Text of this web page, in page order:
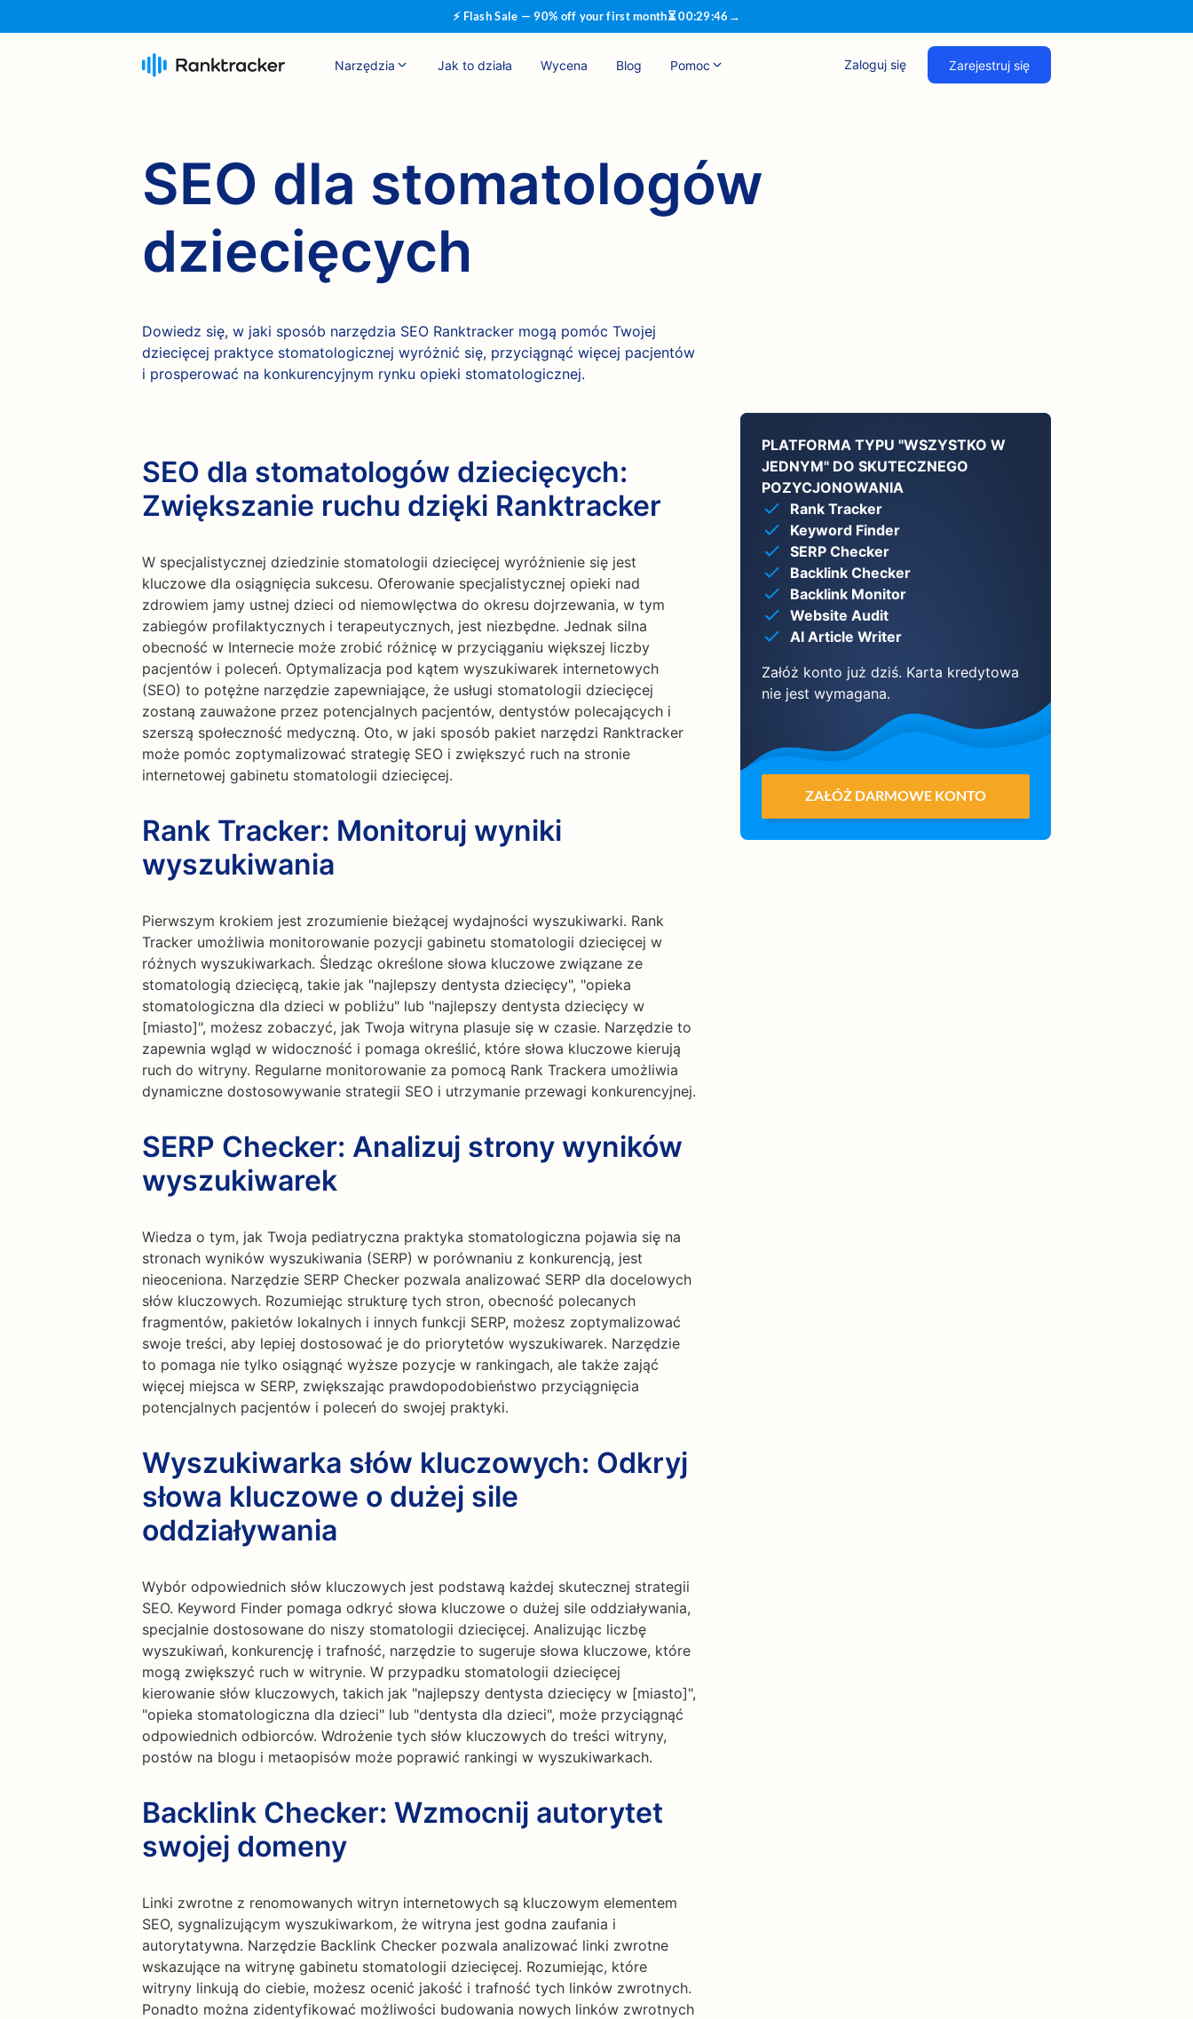
⚡ Flash Sale — 90% off your first month⏳00:29:45 →
Narzędzia Jak to działa Wycena Blog Pomoc Zaloguj się Zarejestruj się
SEO dla stomatologów
dziecięcych
Dowiedz się, w jaki sposób narzędzia SEO Ranktracker mogą pomóc Twojej
dziecięcej praktyce stomatologicznej wyróżnić się, przyciągnąć więcej pacjentów
i prosperować na konkurencyjnym rynku opieki stomatologicznej.
SEO dla stomatologów dziecięcych:
Zwiększanie ruchu dzięki Ranktracker
W specjalistycznej dziedzinie stomatologii dziecięcej wyróżnienie się jest
kluczowe dla osiągnięcia sukcesu. Oferowanie specjalistycznej opieki nad
zdrowiem jamy ustnej dzieci od niemowlęctwa do okresu dojrzewania, w tym
zabiegów profilaktycznych i terapeutycznych, jest niezbędne. Jednak silna
obecność w Internecie może zrobić różnicę w przyciąganiu większej liczby
pacjentów i poleceń. Optymalizacja pod kątem wyszukiwarek internetowych
(SEO) to potężne narzędzie zapewniające, że usługi stomatologii dziecięcej
zostaną zauważone przez potencjalnych pacjentów, dentystów polecających i
szerszą społeczność medyczną. Oto, w jaki sposób pakiet narzędzi Ranktracker
może pomóc zoptymalizować strategię SEO i zwiększyć ruch na stronie
internetowej gabinetu stomatologii dziecięcej.
Rank Tracker: Monitoruj wyniki
wyszukiwania
Pierwszym krokiem jest zrozumienie bieżącej wydajności wyszukiwarki. Rank
Tracker umożliwia monitorowanie pozycji gabinetu stomatologii dziecięcej w
różnych wyszukiwarkach. Śledząc określone słowa kluczowe związane ze
stomatologią dziecięcą, takie jak "najlepszy dentysta dziecięcy", "opieka
stomatologiczna dla dzieci w pobliżu" lub "najlepszy dentysta dziecięcy w
[miasto]", możesz zobaczyć, jak Twoja witryna plasuje się w czasie. Narzędzie to
zapewnia wgląd w widoczność i pomaga określić, które słowa kluczowe kierują
ruch do witryny. Regularne monitorowanie za pomocą Rank Trackera umożliwia
dynamiczne dostosowywanie strategii SEO i utrzymanie przewagi konkurencyjnej.
SERP Checker: Analizuj strony wyników
wyszukiwarek
Wiedza o tym, jak Twoja pediatryczna praktyka stomatologiczna pojawia się na
stronach wyników wyszukiwania (SERP) w porównaniu z konkurencją, jest
nieoceniona. Narzędzie SERP Checker pozwala analizować SERP dla docelowych
słów kluczowych. Rozumiejąc strukturę tych stron, obecność polecanych
fragmentów, pakietów lokalnych i innych funkcji SERP, możesz zoptymalizować
swoje treści, aby lepiej dostosować je do priorytetów wyszukiwarek. Narzędzie
to pomaga nie tylko osiągnąć wyższe pozycje w rankingach, ale także zająć
więcej miejsca w SERP, zwiększając prawdopodobieństwo przyciągnięcia
potencjalnych pacjentów i poleceń do swojej praktyki.
Wyszukiwarka słów kluczowych: Odkryj
słowa kluczowe o dużej sile
oddziaływania
Wybór odpowiednich słów kluczowych jest podstawą każdej skutecznej strategii
SEO. Keyword Finder pomaga odkryć słowa kluczowe o dużej sile oddziaływania,
specjalnie dostosowane do niszy stomatologii dziecięcej. Analizując liczbę
wyszukiwań, konkurencję i trafność, narzędzie to sugeruje słowa kluczowe, które
mogą zwiększyć ruch w witrynie. W przypadku stomatologii dziecięcej
kierowanie słów kluczowych, takich jak "najlepszy dentysta dziecięcy w [miasto]",
"opieka stomatologiczna dla dzieci" lub "dentysta dla dzieci", może przyciągnąć
odpowiednich odbiorców. Wdrożenie tych słów kluczowych do treści witryny,
postów na blogu i metaopisów może poprawić rankingi w wyszukiwarkach.
Backlink Checker: Wzmocnij autorytet
swojej domeny
Linki zwrotne z renomowanych witryn internetowych są kluczowym elementem
SEO, sygnalizującym wyszukiwarkom, że witryna jest godna zaufania i
autorytatywna. Narzędzie Backlink Checker pozwala analizować linki zwrotne
wskazujące na witrynę gabinetu stomatologii dziecięcej. Rozumiejąc, które
witryny linkują do ciebie, możesz ocenić jakość i trafność tych linków zwrotnych.
Ponadto można zidentyfikować możliwości budowania nowych linków zwrotnych
PLATFORMA TYPU "WSZYSTKO W
JEDNYM" DO SKUTECZNEGO
POZYCJONOWANIA
Rank Tracker
Keyword Finder
SERP Checker
Backlink Checker
Backlink Monitor
Website Audit
AI Article Writer
Załóż konto już dziś. Karta kredytowa
nie jest wymagana.
ZAŁÓŻ DARMOWE KONTO